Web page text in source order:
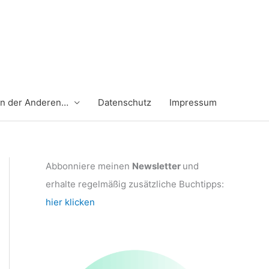
der Anderen… Datenschutz Impressum
Abbonniere meinen Newsletter und
erhalte regelmäßig zusätzliche Buchtipps:
hier klicken